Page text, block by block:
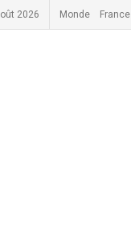
2026 Monde France